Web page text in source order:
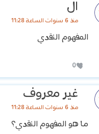
ال
منذ 6 سنوات الساعة 11:28
المفهوم النقدي
0
غير معروف
منذ 6 سنوات الساعة 11:28
ما هو المفهوم النقدي؟